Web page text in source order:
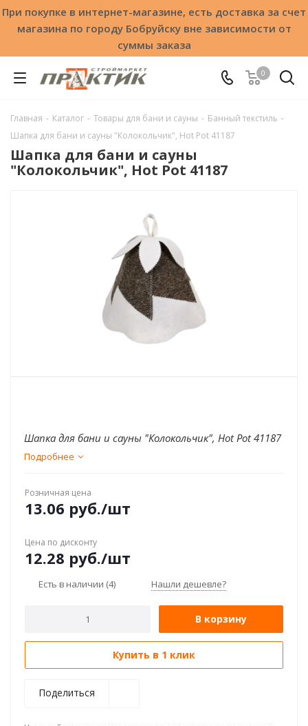
При покупке в интернет-магазине, есть доставка за счет
магазина по городу Бобруйску вне зависимости от
суммы заказа
0
Главная - Каталог - Товары для бани и сауны - Банный текстиль -
Шапка для бани и сауны "Колокольчик", Hot Pot 41187
Шапка для бани и сауны
"Колокольчик", Hot Pot 41187
Шапка для бани и сауны "Колокольчик", Hot Pot 41187
Подробнее
Розничная цена
13.06 руб./шт
Цена по дисконту
12.28 руб./шт
Есть в наличии (4) Нашли дешевле?
В корзину
Купить в 1 клик
Поделиться